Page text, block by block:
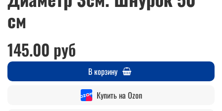
см
145.00 руб
В корзину
Купить на Ozon